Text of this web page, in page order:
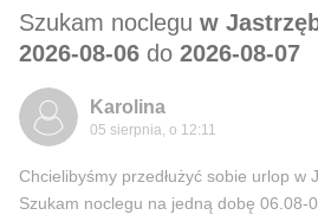
Szukam noclegu w
2026-08-06 do 2026-08-07
Karolina
05 sierpnia, o 12:11
Chcielibyśmy przedłużyć sobie urlop w
Szukam noclegu na jedną dobę 06.08-